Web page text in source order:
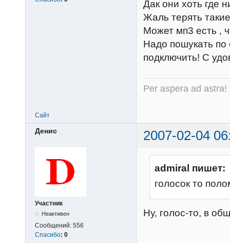
Дак они хоть где
Жаль терять
Может мп3 есть ,
Надо пошукать по
подключить! С
Per aspera ad astra!
Сайт
Денис 2007-02-04
Участник
Неактивен
Сообщений: 556
Спасибо: 0
admiral пишет:
голосок то
Ну, голос-то, в